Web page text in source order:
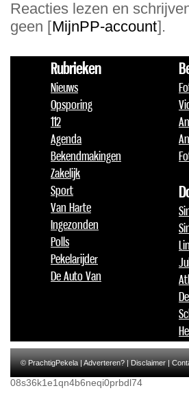
Reacties lezen en
geen [MijnPP-account].
Rubrieken
Nieuws
Opsporing
112
Agenda
Bekendmakingen
Zakelijk
Sport
Van Harte
Ingezonden
Polls
Pekelarijder
De Auto Van
© PrachtigPekela |Adverteren?|Disclaimer|
08s36k1e1qn4b6neqi0prbdl74